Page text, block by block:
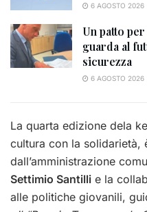
6 AGOSTO 2026
Un patto
guarda al
sicurezza
6 AGOSTO 2026
La quarta edizione dela
cultura con la solidarietà,
dall’amministrazione
Settimio Santilli e la
alle politiche giovanili,